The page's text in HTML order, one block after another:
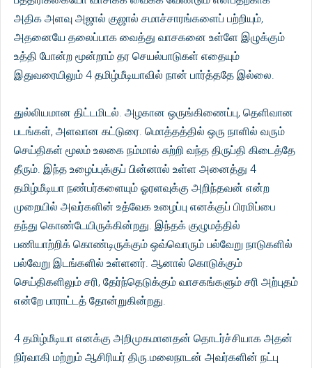
அதிக அளவு அஜால் குஜால் சமாச்சாரங்களைப் பற்றியும்,
அதனையே தலைப்பாக வைத்து வாசகனை உள்ளே இழுக்கும்
உத்தி போன்ற மூன்றாம் தர செயல்பாடுகள் எதையும்
இதுவரையிலும் 4 தமிழ்மீடியாவில் நான் பார்த்ததே இல்லை.
துல்லியமான திட்டமிடல். அழகான ஒருங்கிணைப்பு, தெளிவான
படங்கள், அளவான கட்டுரை. மொத்தத்தில் ஒரு நாளில் வரும்
செய்திகள் மூலம் உலகை நம்மால் சுற்றி வந்த திருப்தி கிடைத்தே
தீரும். இந்த உழைப்புக்குப் பின்னால் உள்ள அனைத்து 4
தமிழ்மீடியா நண்பர்களையும் ஓரளவுக்கு அறிந்தவன் என்ற
முறையில் அவர்களின் உத்வேக உழைப்பு எனக்குப் பிரமிப்பை
தந்து கொண்டேயிருக்கின்றது. இந்தக் குழுமத்தில்
பணியாற்றிக் கொண்டிருக்கும் ஒவ்வொரும் பல்வேறு நாடுகளில்
பல்வேறு இடங்களில் உள்ளனர். ஆனால் கொடுக்கும்
செய்திகளிலும் சரி, தேர்ந்தெடுக்கும் வாசகங்களும் சரி அற்புதம்
என்றே பாராட்டத் தோன்றுகின்றது.
4 தமிழ்மீடியா எனக்கு அறிமுகமானதன் தொடர்ச்சியாக அதன்
நிர்வாகி மற்றும் ஆசிரியர் திரு.மலைநாடன் அவர்களின் நட்பு